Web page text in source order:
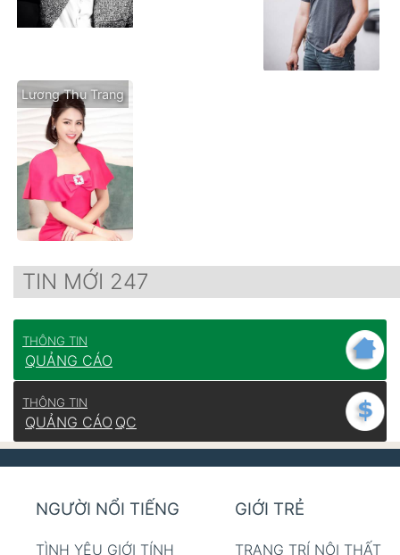
Lương Thu Trang
TIN MỚI 247
THÔNG TIN
QUẢNG CÁO
THÔNG TIN
QUẢNG CÁO QC
NGƯỜI NỔI TIẾNG
TÌNH YÊU GIỚI TÍNH
GIỚI TRẺ
TRANG TRÍ NỘI THẤT